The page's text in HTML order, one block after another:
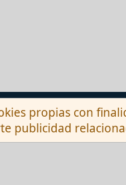
Tu
propias con
publicidad